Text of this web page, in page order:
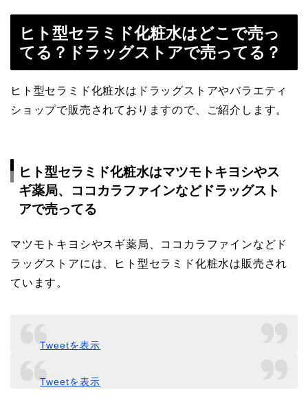
ヒト型セラミド化粧水はどこで売っ
てる？ドラッグストアで売ってる？
ヒト型セラミド化粧水はドラッグストアやバラエティ
ショップで販売されておりますので、ご紹介します。
ヒト型セラミド化粧水はマツモトキヨシやス
ギ薬局、ココカラファインなどドラッグスト
アで売ってる
マツモトキヨシやスギ薬局、ココカラファインなどド
ラッグストアには、ヒト型セラミド化粧水は販売され
ています。
Tweetを表示
Tweetを表示